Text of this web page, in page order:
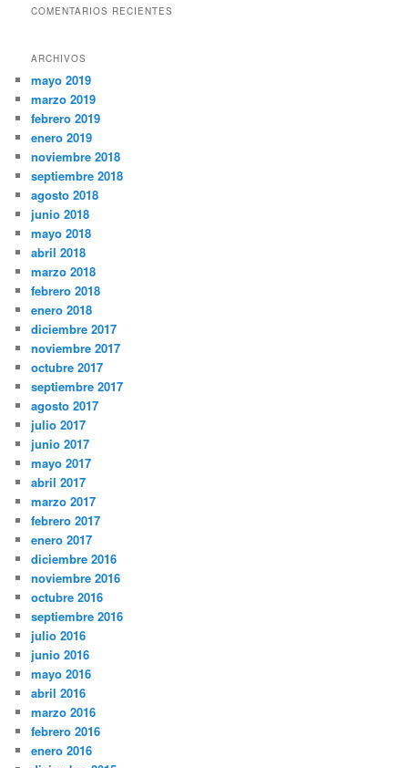
COMENTARIOS RECIENTES
ARCHIVOS
mayo 2019
marzo 2019
febrero 2019
enero 2019
noviembre 2018
septiembre 2018
agosto 2018
junio 2018
mayo 2018
abril 2018
marzo 2018
febrero 2018
enero 2018
diciembre 2017
noviembre 2017
octubre 2017
septiembre 2017
agosto 2017
julio 2017
junio 2017
mayo 2017
abril 2017
marzo 2017
febrero 2017
enero 2017
diciembre 2016
noviembre 2016
octubre 2016
septiembre 2016
julio 2016
junio 2016
mayo 2016
abril 2016
marzo 2016
febrero 2016
enero 2016